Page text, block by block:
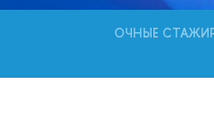
ОЧНЫЕ